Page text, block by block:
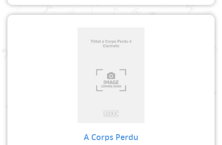
A Corps Perdu